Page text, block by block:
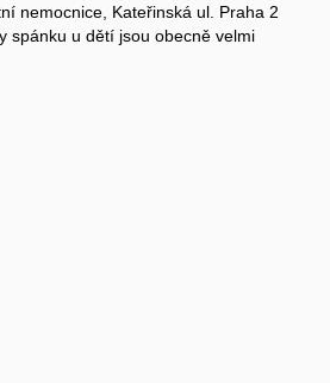
nemocnice, Kateřinská ul. Praha 2
spánku u dětí jsou obecně velmi